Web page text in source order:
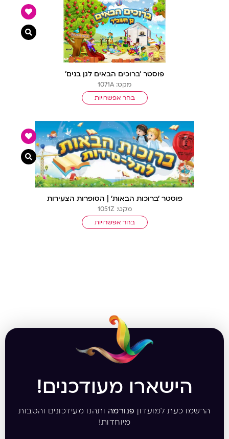
פוסטר ‘ברוכים הבאים לגן בנים’
מקט: 1071A
בחר אפשרויות
צפייה
פוסטר ‘ברוכות הבאות’ | הסופרות הצעירות
מקט: 1051Z
בחר אפשרויות
צפייה
הישארו מעודכנים!
הרשמו כעת למועדון פנורמה ותהנו מעידכונים והטבות
מיוחדות!